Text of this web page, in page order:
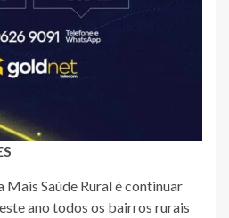
Saúde Rural é continuar
ano todos os bairros rurais